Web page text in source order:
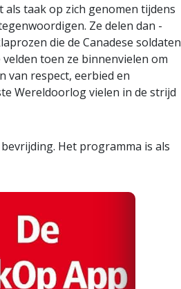
als taak op zich genomen tijdens
Ze delen dan -
die de Canadese soldaten
toen ze binnenvielen om
van respect, eerbied en
Wereldoorlog vielen in de strijd
Het programma is als